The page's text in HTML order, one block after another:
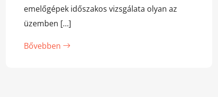
emelőgépek időszakos vizsgálata olyan az
üzemben […]
Bővebben